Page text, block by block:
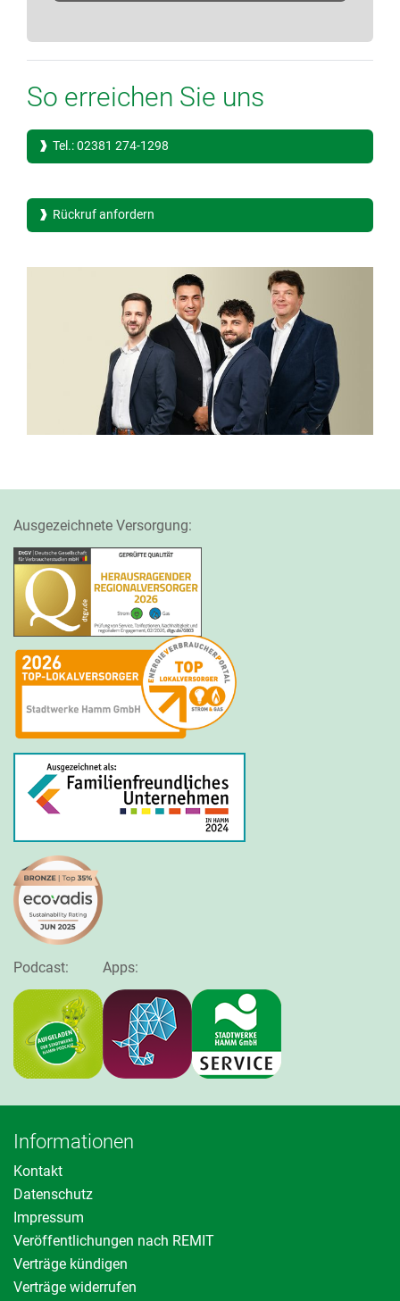
So erreichen Sie uns
Tel.: 02381 274-1298
Rückruf anfordern
Ausgezeichnete Versorgung:
Podcast: Apps:
Informationen
Kontakt
Datenschutz
Impressum
Veröffentlichungen nach REMIT
Verträge kündigen
Verträge widerrufen